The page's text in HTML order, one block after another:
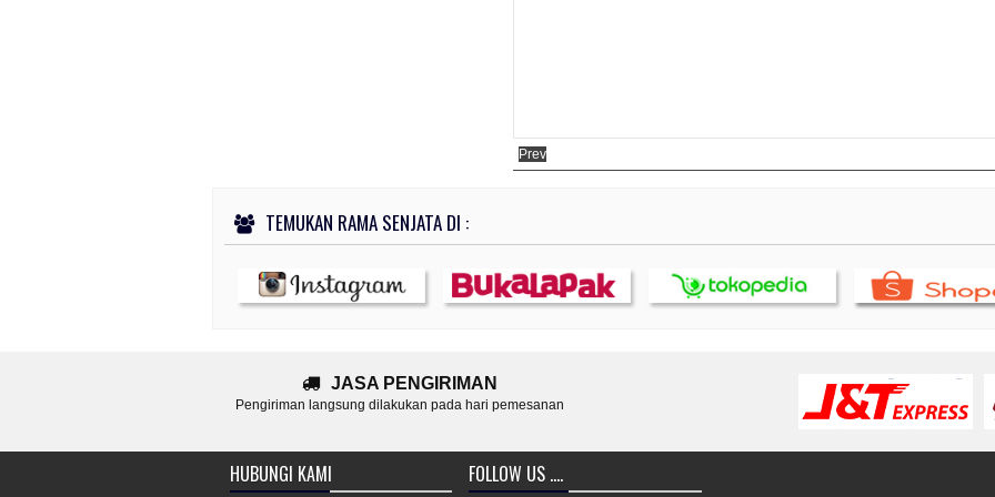
Prev
TEMUKAN RAMA SENJATA DI :
JASA PENGIRIMAN
Pengiriman langsung dilakukan pada hari pemesanan
HUBUNGI KAMI FOLLOW US ....